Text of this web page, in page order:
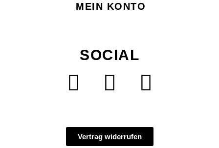
MEIN KONTO
SOCIAL
Vertrag widerrufen